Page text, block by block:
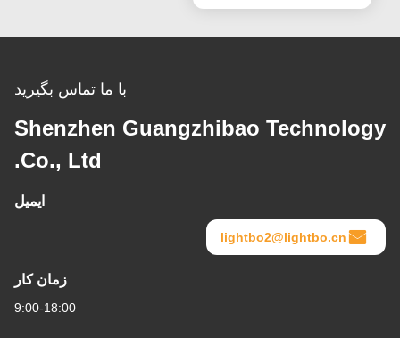
با ما تماس بگیرید
Shenzhen Guangzhibao Technology
Co., Ltd.
ایمیل
lightbo2@lightbo.cn
زمان کار
9:00-18:00